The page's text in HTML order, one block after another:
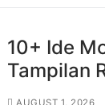
Tempa
Tempa
Minimalis
Tempa,
10+ Ide
Tampilan
AUGUST 1, 2026